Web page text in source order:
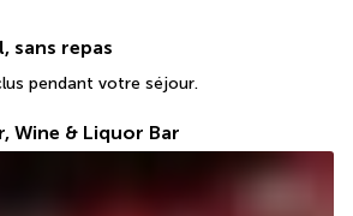
sans repas
pendant votre séjour.
Wine & Liquor Bar